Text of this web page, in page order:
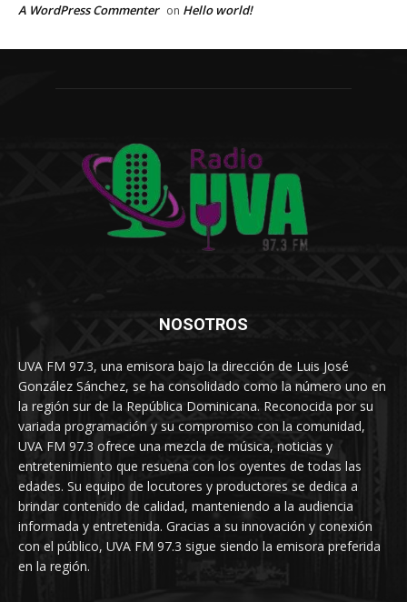
A WordPress Commenter on Hello world!
NOSOTROS
UVA FM 97.3, una emisora bajo la dirección de Luis José
González Sánchez, se ha consolidado como la número uno en
la región sur de la República Dominicana. Reconocida por su
variada programación y su compromiso con la comunidad,
UVA FM 97.3 ofrece una mezcla de música, noticias y
entretenimiento que resuena con los oyentes de todas las
edades. Su equipo de locutores y productores se dedica a
brindar contenido de calidad, manteniendo a la audiencia
informada y entretenida. Gracias a su innovación y conexión
con el público, UVA FM 97.3 sigue siendo la emisora preferida
en la región.